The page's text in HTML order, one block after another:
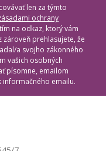
len za týmto
ochrany
na odkaz, ktorý vám
zároveň prehlasujete, že
a svojho zákonného
vašich osobných
písomne, emailom
informačného emailu.